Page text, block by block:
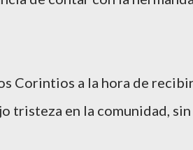
Corintios a la hora de
tristeza en la comunidad, sin